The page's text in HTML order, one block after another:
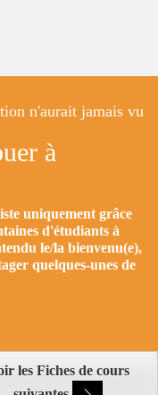
n'aurait jamais vu
à
uniquement grâce
d'étudiants à
le/la bienvenu(e),
quelques-unes de
les Fiches de cours